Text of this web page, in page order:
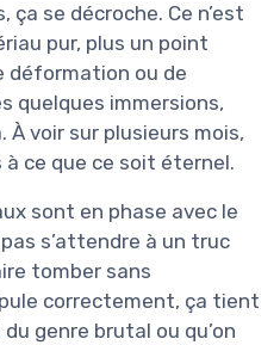
ça se décroche. Ce n’est
pur, plus un point
déformation ou de
quelques immersions,
À voir sur plusieurs mois,
à ce que ce soit éternel.
sont en phase avec le
s’attendre à un truc
tomber sans
correctement, ça tient
genre brutal ou qu’on